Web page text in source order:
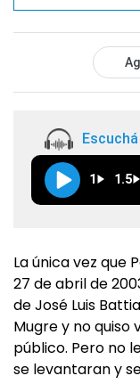
1 1.5
La única vez que
27 de abril de
de José Luis
Mugre y no quiso
público. Pero no
se levantaran y